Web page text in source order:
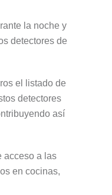
la noche y
detectores de
el listado de
detectores
así
acceso a las
en cocinas,